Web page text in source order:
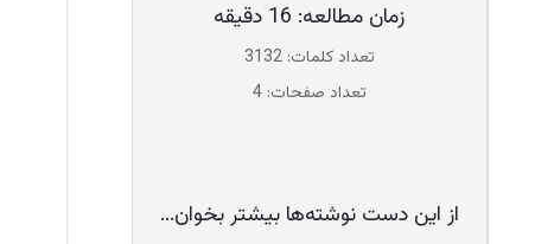
زمان مطالعه: 16 دقیقه
تعداد کلمات: 3132
تعداد صفحات: 4
از این دست نوشته‌ها بیشتر بخوان...